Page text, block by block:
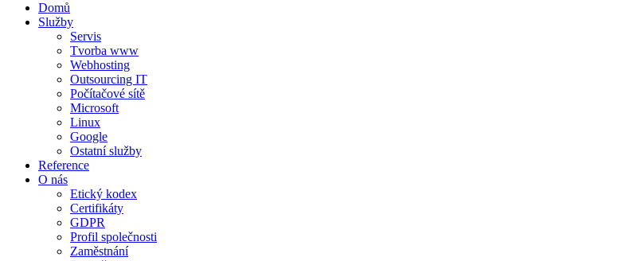
Domů
Služby
Servis
Tvorba www
Webhosting
Outsourcing IT
Počítačové sítě
Microsoft
Linux
Google
Ostatní služby
Reference
O nás
Etický kodex
Certifikáty
GDPR
Profil společnosti
Zaměstnání